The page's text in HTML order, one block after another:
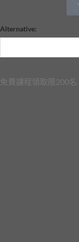
Alternative:
免費課程領取限200